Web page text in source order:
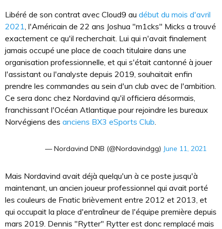
Libéré de son contrat avec Cloud9 au début du mois d'avril
2021, l'Américain de 22 ans Joshua "m1cks" Micks a trouvé
exactement ce qu'il recherchait. Lui qui n'avait finalement
jamais occupé une place de coach titulaire dans une
organisation professionnelle, et qui s'était cantonné à jouer
l'assistant ou l'analyste depuis 2019, souhaitait enfin
prendre les commandes au sein d'un club avec de l'ambition.
Ce sera donc chez Nordavind qu'il officiera désormais,
franchissant l'Océan Atlantique pour rejoindre les bureaux
Norvégiens des anciens BX3 eSports Club.
— Nordavind DNB (@Nordavindgg) June 11, 2021
Mais Nordavind avait déjà quelqu'un à ce poste jusqu'à
maintenant, un ancien joueur professionnel qui avait porté
les couleurs de Fnatic brièvement entre 2012 et 2013, et
qui occupait la place d'entraîneur de l'équipe première depuis
mars 2019. Dennis "Rytter" Rytter est donc remplacé mais